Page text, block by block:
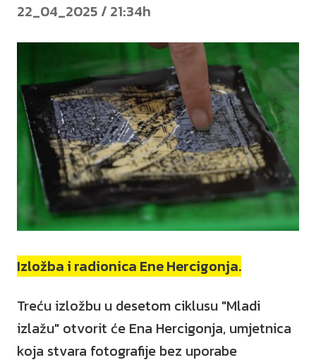
22_04_2025 / 21:34h
Izložba i radionica Ene Hercigonja.
Treću izložbu u desetom ciklusu "Mladi
izlažu" otvorit će Ena Hercigonja, umjetnica
koja stvara fotografije bez uporabe